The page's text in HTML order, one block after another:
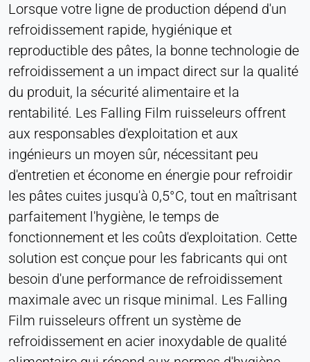
Lorsque votre ligne de production dépend d'un
refroidissement rapide, hygiénique et
reproductible des pâtes, la bonne technologie de
refroidissement a un impact direct sur la qualité
du produit, la sécurité alimentaire et la
rentabilité. Les Falling Film ruisseleurs offrent
aux responsables d'exploitation et aux
ingénieurs un moyen sûr, nécessitant peu
d'entretien et économe en énergie pour refroidir
les pâtes cuites jusqu'à 0,5°C, tout en maîtrisant
parfaitement l'hygiène, le temps de
fonctionnement et les coûts d'exploitation. Cette
solution est conçue pour les fabricants qui ont
besoin d'une performance de refroidissement
maximale avec un risque minimal. Les Falling
Film ruisseleurs offrent un système de
refroidissement en acier inoxydable de qualité
privée. Ces cookies ne peuvent pas être
désactivés.
cookie_consentement
Name:
consentement
Provider:
Heat Transfer Technology
Purpose:
Stocke vos paramètres de confidentialité
Cookie duration:
STATISTIQUES
Utilisées pour comprendre comment le site web
est utilisé et pour améliorer les performances et la
convivialité. Les données sont traitées de manière
anonyme.